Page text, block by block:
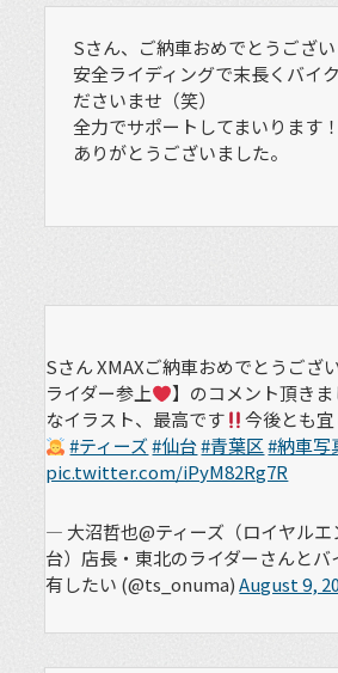
Sさん、ご納車おめでとうござい
安全ライディングで末長くバイ
ださいませ（笑）
全力でサポートしてまいります！
ありがとうございました。
Sさん XMAXご納車おめでとうござ
ライダー参上
】のコメント頂き
なイラスト、最高です
今後とも
#ティーズ#仙台#青葉区#納車写
pic.twitter.com/iPyM82Rg7R
— 大沼哲也@ティーズ（ロイヤル
台）店長・東北のライダーさんと
有したい (@ts_onuma)August 9,